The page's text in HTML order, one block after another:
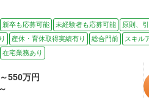
新卒も応募可能 未経験者も応募可能 原則、
産休・育休取得実績有り 総合門前 スキル
在宅業務あり
550万円